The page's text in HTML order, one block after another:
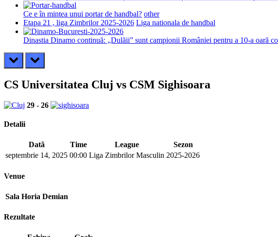
Ce e în mintea unui portar de handbal? other
Etapa 21 , liga Zimbrilor 2025-2026 Liga nationala de handbal
Dinastia Dinamo continuă: „Dulăii” sunt campionii României pentru a 10-a oară
prev next
CS Universitatea Cluj vs CSM Sighisoara
29 - 26
Detalii
Dată Time League
Sezon
septembrie 14, 2025 00:00 Liga Zimbrilor Masculin 2025-2026
Venue
Sala Horia Demian
Rezultate